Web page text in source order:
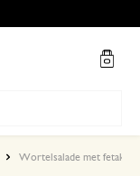
Wortelsalade met